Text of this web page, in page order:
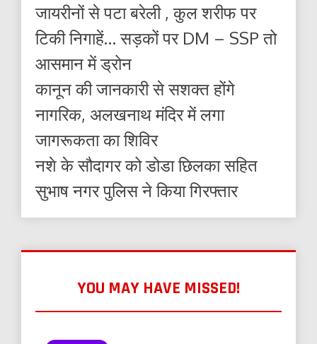
जायरीनों से पटा बरेली , कुल शरीफ पर
टिकी निगाहें… सड़कों पर DM – SSP तो
आसमान में ड्रोन
कानून की जानकारी से सशक्त होंगे
नागरिक, अलखनाथ मंदिर में लगा
जागरूकता का शिविर
नशे के सौदागर को डोडा छिलका सहित
सुभाष नगर पुलिस ने किया गिरफ्तार
YOU MAY HAVE MISSED!